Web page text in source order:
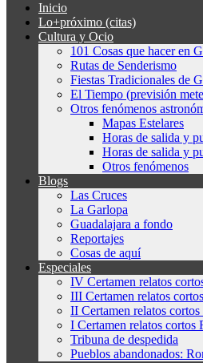
Inicio
Lo+próximo (citas)
Cultura y Ocio
101 Cosas que hacer en
Rutas de Senderismo
Fiestas Tradicionales de
El Tiempo (previsión
Otros fenómenos
Mapas Estelares
Horas de salida y
Horas de salida y
Otros fenómenos
Blogs
Las Cruces
La Garlopa
Guadalajara a fondo
Reportajes
Cosas de aquí
Especiales
IV Certamen relatos
III Certamen relatos
II Certamen relatos
I Certamen relatos cortos
Tribuna de despedida
Pueblos abandonados: